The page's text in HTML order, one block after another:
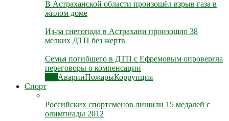
В Астраханской области произошёл взрыв газа в
жилом доме
Из-за снегопада в Астрахани произошло 38
мелких ДТП без жертв
Семья погибшего в ДТП с Ефремовым опровергла
переговоры о компенсации
АварииПожарыКоррупция
Спорт
Российских спортсменов лишили 15 медалей с
олимпиады 2012